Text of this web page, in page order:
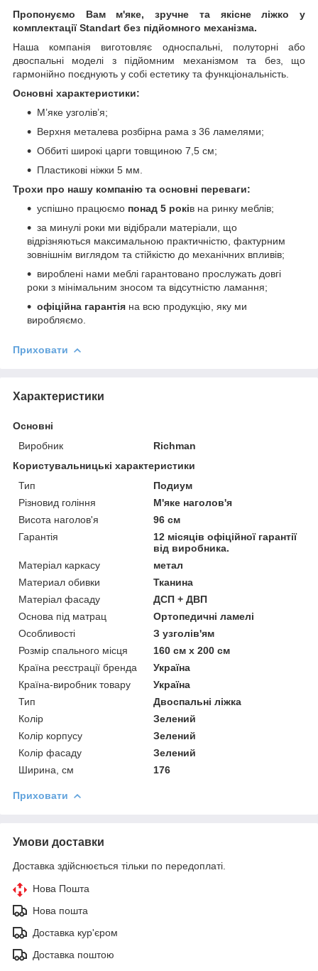
Пропонуємо Вам м'яке, зручне та якiсне ліжко у
комплектації Standart без підйомного механізма.
Наша компанія виготовляє односпальні, полуторні або
двоспальні моделі з підйомним механізмом та без, що
гармонійно поєднують у собі естетику та функціональність.
Основні характеристики:
М’яке узголів’я;
Верхня металева розбірна рама з 36 ламелями;
Оббиті широкі царги товщиною 7,5 см;
Пластикові ніжки 5 мм.
Трохи про нашу компанію та основні переваги:
успішно працюємо понад 5 років на ринку меблів;
за минулі роки ми відібрали матеріали, що
відрізняються максимальною практичністю, фактурним
зовнішнім виглядом та стійкістю до механічних впливів;
вироблені нами меблі гарантовано прослужать довгі
роки з мінімальним зносом та відсутністю ламання;
офіційна гарантія на всю продукцію, яку ми
виробляємо.
Приховати
Характеристики
Основні
Виробник
Richman
Користувальницькі характеристики
Тип
Подиум
Різновид гоління
М'яке наголов'я
Висота наголов'я
96 см
Гарантія
12 місяців офіційної гарантії
від виробника.
Матеріал каркасу
метал
Материал обивки
Тканина
Матеріал фасаду
ДСП + ДВП
Основа під матрац
Ортопедичні ламелі
Особливості
З узголів'ям
Розмір спального місця
160 см х 200 см
Країна реєстрації бренда
Україна
Країна-виробник товару
Україна
Тип
Двоспальні ліжка
Колір
Зелений
Колір корпусу
Зелений
Колір фасаду
Зелений
Ширина, см
176
Приховати
Умови доставки
Доставка здійснюється тільки по передоплаті.
Нова Пошта
Нова пошта
Доставка кур'єром
Доставка поштою